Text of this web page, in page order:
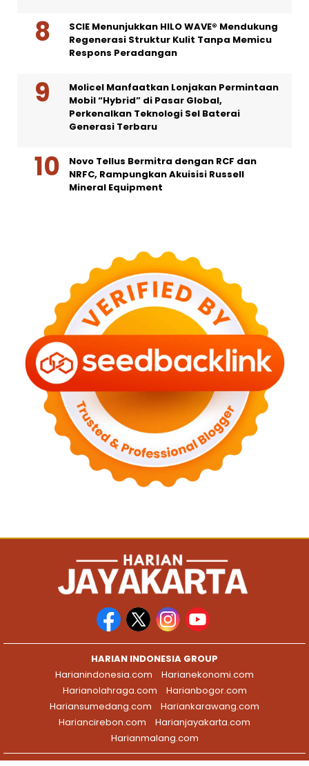
SCIE Menunjukkan HILO WAVE® Mendukung
Regenerasi Struktur Kulit Tanpa Memicu
Respons Peradangan
Molicel Manfaatkan Lonjakan Permintaan
Mobil “Hybrid” di Pasar Global,
Perkenalkan Teknologi Sel Baterai
Generasi Terbaru
Novo Tellus Bermitra dengan RCF dan
NRFC, Rampungkan Akuisisi Russell
Mineral Equipment
HARIAN INDONESIA GROUP
Harianindonesia.com
Harianekonomi.com
Harianolahraga.com
Harianbogor.com
Hariansumedang.com
Hariankarawang.com
Hariancirebon.com
Harianjayakarta.com
Harianmalang.com